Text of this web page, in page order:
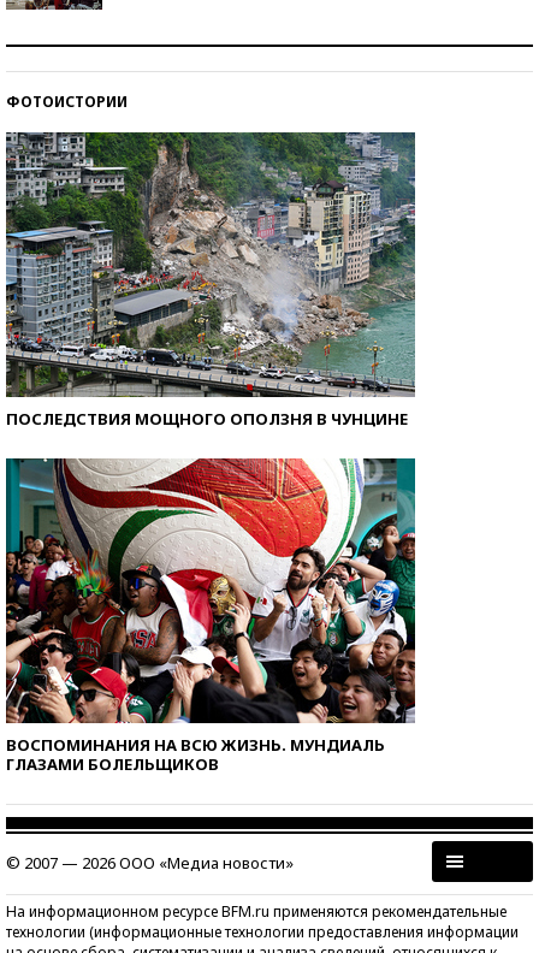
ФОТОИСТОРИИ
ПОСЛЕДСТВИЯ МОЩНОГО ОПОЛЗНЯ В ЧУНЦИНЕ
ВОСПОМИНАНИЯ НА ВСЮ ЖИЗНЬ. МУНДИАЛЬ
ГЛАЗАМИ БОЛЕЛЬЩИКОВ
© 2007 — 2026 ООО «Медиа новости»
На информационном ресурсе BFM.ru применяются рекомендательные
технологии (информационные технологии предоставления информации